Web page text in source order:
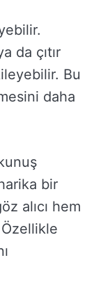
da çıtır
Bu
daha
bir
alıcı hem
Özellikle